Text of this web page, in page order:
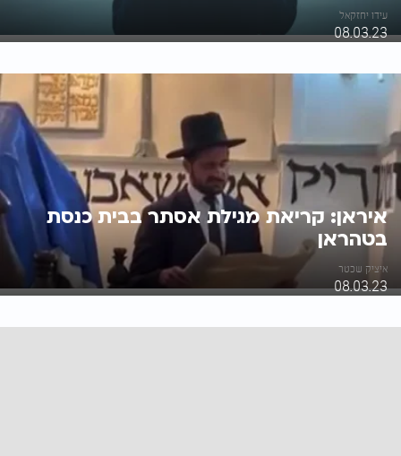
עידו יחזקאל
08.03.23
איראן: קריאת מגילת אסתר בבית כנסת
בטהראן
איציק שכטר
08.03.23